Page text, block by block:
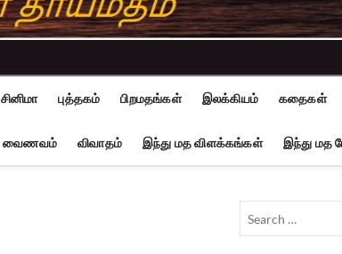
சினிமா புத்தகம் பிறமதங்கள் இலக்கியம் கதைகள்
வைணவம் விவாதம் இந்து மத விளக்கங்கள் இந்து மத